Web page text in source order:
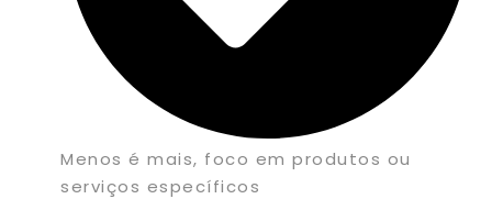
Menos é mais, foco em produtos ou
serviços específicos